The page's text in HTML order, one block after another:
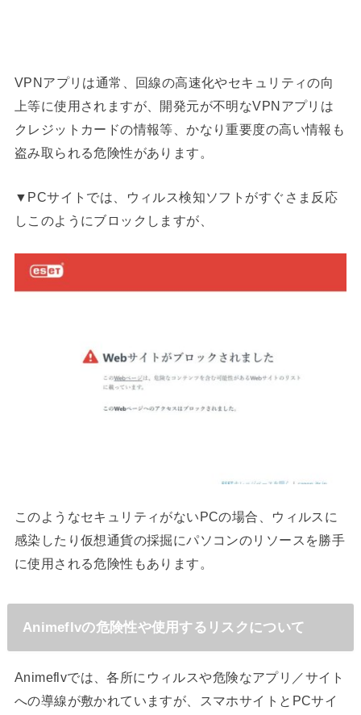
VPNアプリは通常、回線の高速化やセキュリティの向
上等に使用されますが、開発元が不明なVPNアプリは
クレジットカードの情報等、かなり重要度の高い情報も
盗み取られる危険性があります。
▼PCサイトでは、ウィルス検知ソフトがすぐさま反応
しこのようにブロックしますが、
このようなセキュリティがないPCの場合、ウィルスに
感染したり仮想通貨の採掘にパソコンのリソースを勝手
に使用される危険性もあります。
Animeflvの危険性や使用するリスクについて
Animeflvでは、各所にウィルスや危険なアプリ／サイト
への導線が敷かれていますが、スマホサイトとPCサイ